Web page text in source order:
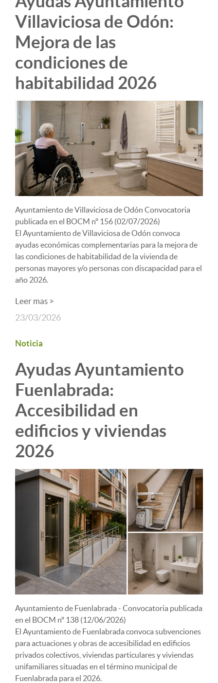
Villaviciosa de Odón:
Mejora de las
condiciones de
habitabilidad 2026
Ayuntamiento de Villaviciosa de Odón Convocatoria
publicada en el BOCM nº 156 (02/07/2026)
El Ayuntamiento de Villaviciosa de Odón convoca
ayudas económicas complementarias para la mejora de
las condiciones de habitabilidad de la vivienda de
personas mayores y/o personas con discapacidad para el
año 2026.
Leer mas >
23/03/2026
Noticia
Ayudas Ayuntamiento
Fuenlabrada:
Accesibilidad en
edificios y viviendas
2026
Ayuntamiento de Fuenlabrada - Convocatoria publicada
en el BOCM nº 138 (12/06/2026)
El Ayuntamiento de Fuenlabrada convoca subvenciones
para actuaciones y obras de accesibilidad en edificios
privados colectivos, viviendas particulares y viviendas
unifamiliares situadas en el término municipal de
Fuenlabrada para el 2026.